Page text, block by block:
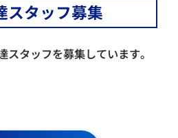
スタッフ募集
スタッフを募集しています。